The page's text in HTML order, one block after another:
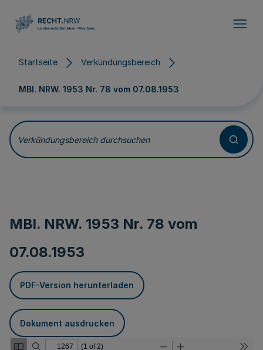
Startseite Verkündungsbereich
MBl. NRW. 1953 Nr. 78 vom 07.08.1953
Verkündungsbereich durchsuchen
MBl. NRW. 1953 Nr. 78 vom
07.08.1953
PDF-Version herunterladen
Dokument ausdrucken